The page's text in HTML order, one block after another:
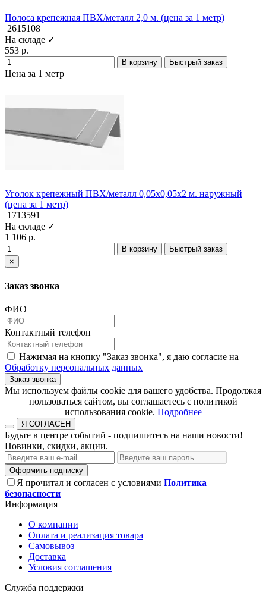
Полоса крепежная ПВХ/металл 2,0 м. (цена за 1 метр)
2615108
На складе ✓
553 р.
В корзину Быстрый заказ
Цена за 1 метр
Уголок крепежный ПВХ/металл 0,05x0,05x2 м. наружный
(цена за 1 метр)
1713591
На складе ✓
1 106 р.
В корзину
Быстрый заказ
×
Заказ звонка
ФИО
Контактный телефон
Нажимая на кнопку "Заказ звонка", я даю согласие на
Обработку персональных данных
Заказ звонка
​​​​​​​Мы используем файлы cookie для вашего удобства. Продолжая
пользоваться сайтом, вы соглашаетесь с политикой
использования cookie.​​​​​​​ Подробнее
Я СОГЛАСЕН
Будьте в центре событий - подпишитесь на наши новости!
Новинки, скидки, акции.
Оформить подписку
Я прочитал и согласен с условиями Политика
безопасности
Информация
О компании
Оплата и реализация товара
Самовывоз
Доставка
Условия соглашения
Служба поддержки